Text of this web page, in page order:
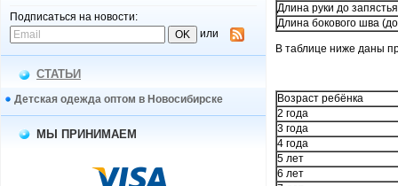
Подписаться на новости:
или
СТАТЬИ
Детская одежда оптом в Новосибирске
МЫ ПРИНИМАЕМ
Длина руки до
Длина бокового шва
В таблице ниже даны
Возраст ребёнка
2 года
3 года
4 года
5 лет
6 лет